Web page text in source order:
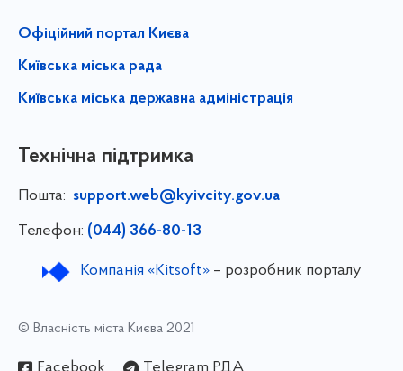
Офіційний портал Києва
Київська міська рада
Київська міська державна адміністрація
Технічна підтримка
Пошта: support.web@kyivcity.gov.ua
Телефон: (044) 366-80-13
Компанія «Kitsoft»– розробник порталу
© Власність міста Києва 2021